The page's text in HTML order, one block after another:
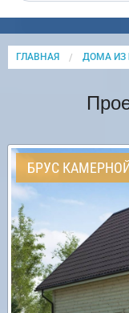
ГЛАВНАЯ ДОМА ИЗ
БРУС